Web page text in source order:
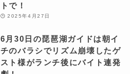
トで！
2025年4月27日
6月30日の琵琶湖ガイドは朝イ
チのバラシでリズム崩壊したゲ
スト様がランチ後にバイト連発